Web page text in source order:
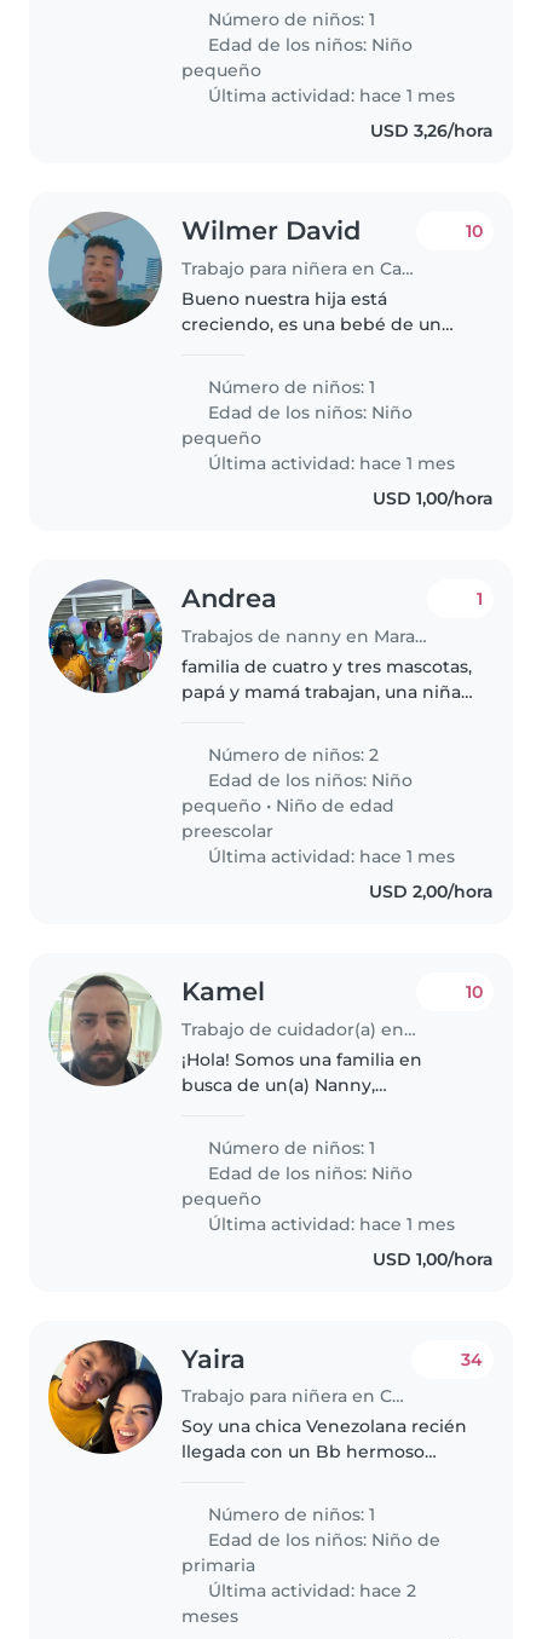
lleno/a de energía y muy
juguetón/a. Necesitamos a
alguien que pueda ayudar con la
tarea y que se..
Número de niños: 1
Edad de los niños: Niño
pequeño
Última actividad: hace 1 mes
USD 3,26/hora
Wilmer David
Trabajo para niñera en Caracas
10
Bueno nuestra hija está
creciendo, es una bebé de un
mesina y aún no habla pero
como bastante, y es muy anteta
y aveces llora cuando no le das la
comida a..
Número de niños: 1
Edad de los niños: Niño
pequeño
Última actividad: hace 1 mes
USD 1,00/hora
Andrea
Trabajos de nanny en Maracaibo
1
familia de cuatro y tres mascotas,
papá y mamá trabajan, una niña
conviven con mascotas, pero no
se puede estar solos por
seguridad. vivimos en un sector..
Número de niños: 2
Edad de los niños: Niño
pequeño • Niño de edad
preescolar
Última actividad: hace 1 mes
USD 2,00/hora
Kamel
Trabajo de cuidador(a) en Caracas
10
¡Hola! Somos una familia en
busca de un(a) Nanny,
hijo es muy amigable,
inteligente y cariñoso/a.
Necesitamos a alguien que se..
Número de niños: 1
Edad de los niños: Niño
pequeño
Última actividad: hace 1 mes
USD 1,00/hora
Yaira
Trabajo para niñera en Caracas
34
Soy una chica Venezolana recién
llegada con un Bb hermoso
los cuáles no puedo estar con él
solo momentos cortos
Número de niños: 1
Edad de los niños: Niño de
primaria
Última actividad: hace 2
meses